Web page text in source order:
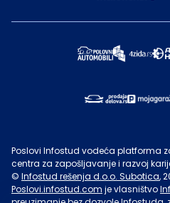
Poslovi Infostud vodeća platforma
centra za zapošljavanje i razvoj
© Infostud rešenja d.o.o. Subotica,
Poslovi.infostud.com je vlasništvo